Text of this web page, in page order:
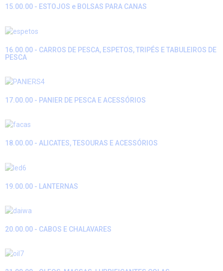
15.00.00 - ESTOJOS e BOLSAS PARA CANAS
16.00.00 - CARROS DE PESCA, ESPETOS, TRIPÉS E TABULEIROS DE
PESCA
17.00.00 - PANIER DE PESCA E ACESSÓRIOS
18.00.00 - ALICATES, TESOURAS E ACESSÓRIOS
19.00.00 - LANTERNAS
20.00.00 - CABOS E CHALAVARES